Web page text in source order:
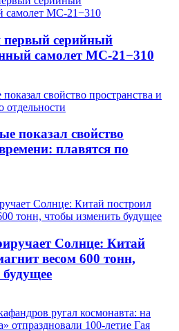
первый серийный
самолет МС-21−310
показал свойство
плавятся по
Солнце: Китай
весом 600 тонн,